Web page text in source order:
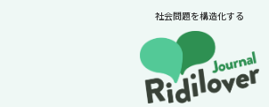
社会問題を構造化する